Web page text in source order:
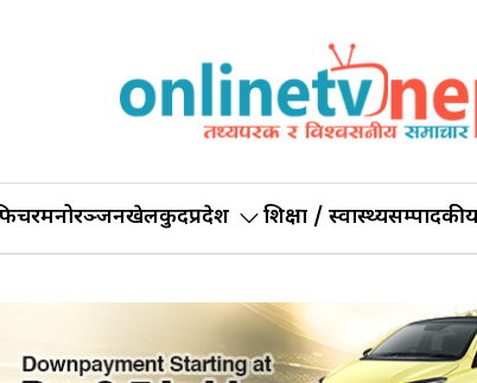
मनोरञ्जनखेलकुदप्रदेश शिक्षा / स्वास्थ्यसम्पादकीय